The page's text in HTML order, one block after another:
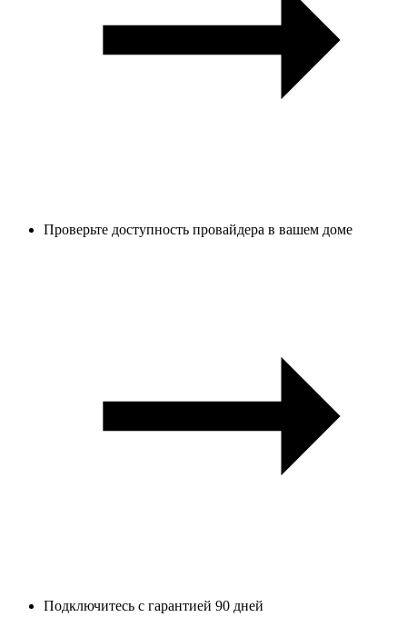
Проверьте доступность провайдера в вашем доме
Подключитесь с гарантией 90 дней